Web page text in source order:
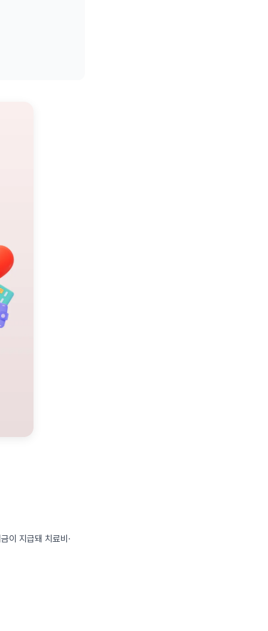
이 지급돼 치료비·